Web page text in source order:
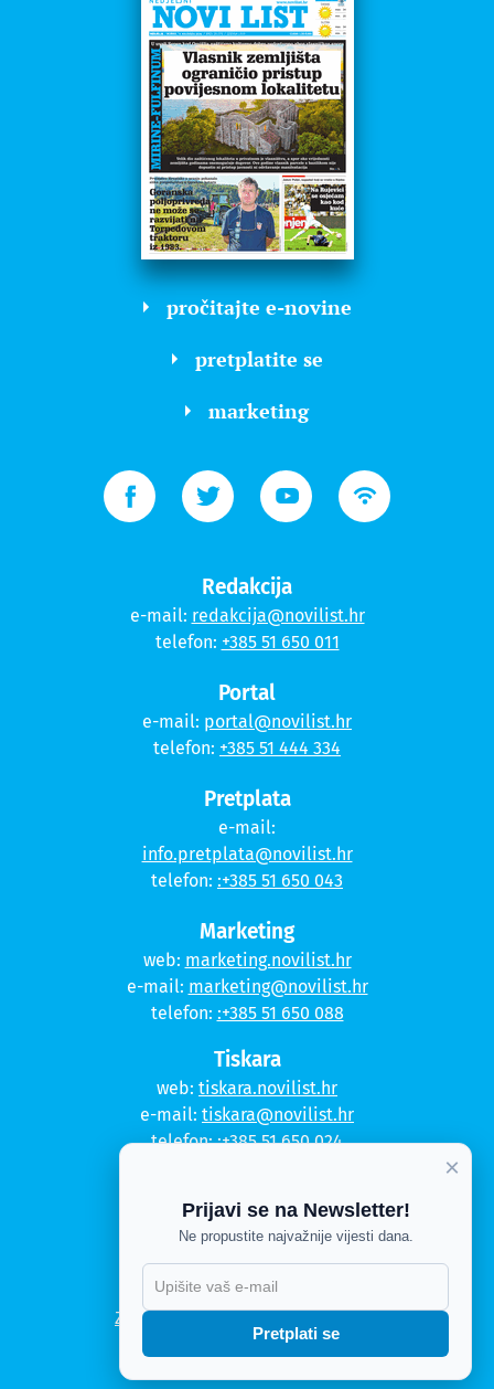
pročitajte e-novine
pretplatite se
marketing
Redakcija
e-mail: redakcija@novilist.hr
telefon: +385 51 650 011
Portal
e-mail: portal@novilist.hr
telefon: +385 51 444 334
Pretplata
e-mail:
info.pretplata@novilist.hr
telefon: :+385 51 650 043
Marketing
web: marketing.novilist.hr
e-mail: marketing@novilist.hr
telefon: :+385 51 650 088
Tiskara
web: tiskara.novilist.hr
e-mail: tiskara@novilist.hr
telefon::+385 51 650 024
Kontakt
Politika privatnosti
Politika kolačića
Zahtjev za pristup informacijama
Impressum
×
Prijavi se na Newsletter!
Ne propustite najvažnije vijesti dana.
Pretplati se